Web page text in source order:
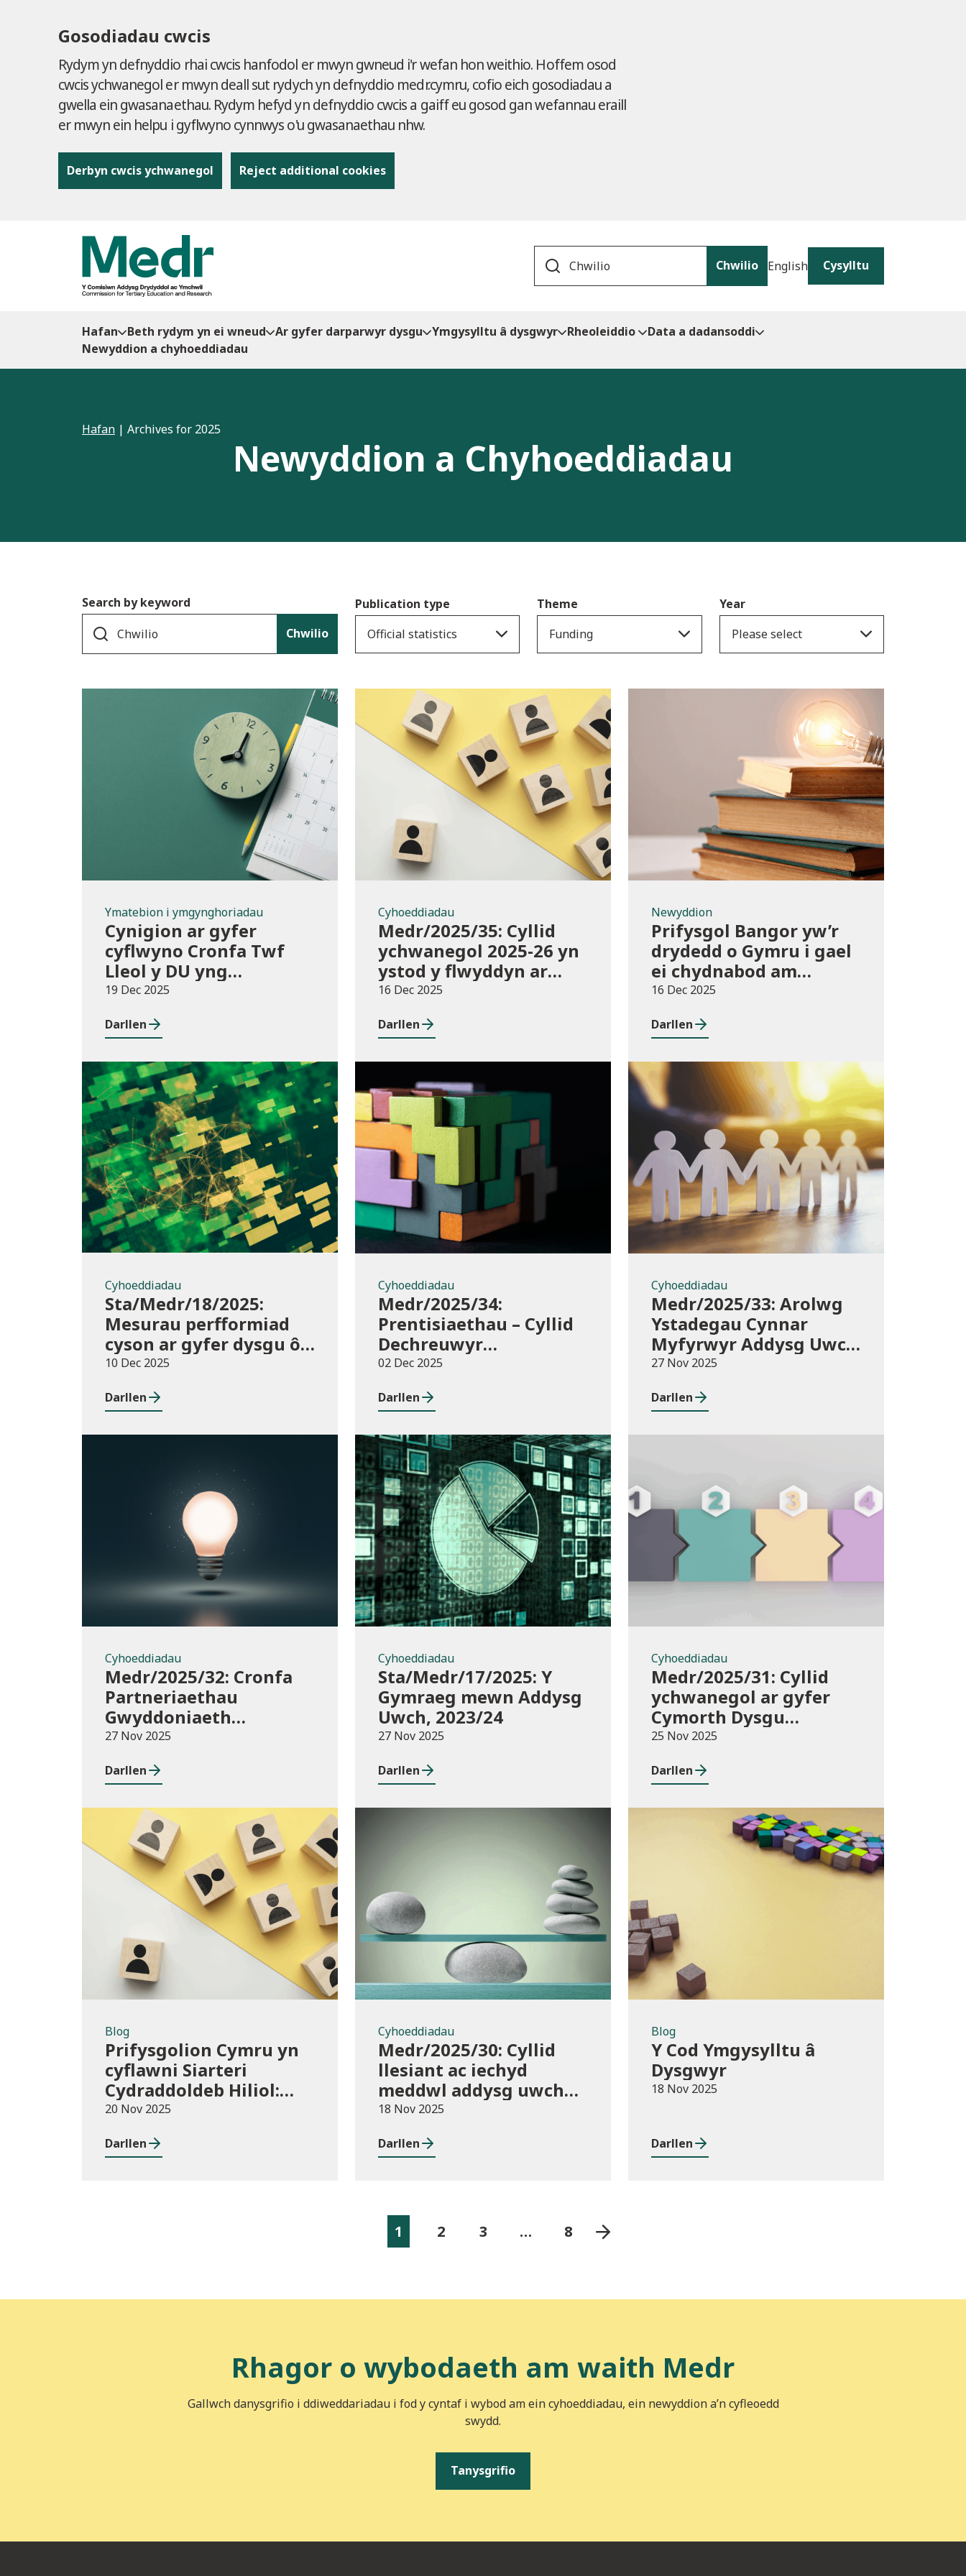
Gosodiadau cwcis
Rydym yn defnyddio rhai cwcis hanfodol er mwyn gwneud i'r wefan hon weithio. Hoffem osod
cwcis ychwanegol er mwyn deall sut rydych yn defnyddio medr.cymru, cofio eich gosodiadau a
gwella ein gwasanaethau. Rydym hefyd yn defnyddio cwcis a gaiff eu gosod gan wefannau eraill
er mwyn ein helpu i gyflwyno cynnwys o'u gwasanaethau nhw.
Derbyn cwcis ychwanegol Reject additional cookies
Chwilio English Cysylltu
Hafan Beth rydym yn ei wneud Ar gyfer darparwyr dysgu Ymgysylltu â dysgwyr Rheoleiddio
Data a dadansoddi
Newyddion a chyhoeddiadau
Hafan | Archives for 2025
Newyddion a Chyhoeddiadau
Search by keyword
Chwilio
Publication type
Official statistics
Theme
Funding
Year
Please select
Ymatebion i
ymgynghoriada
u
Ymatebion i ymgynghoriadau
Cynigion ar gyfer
cyflwyno Cronfa Twf
Lleol y DU yng
Nghymru
19 Dec 2025
Darllen
Cyhoeddiadau
Cyhoeddiadau
Medr/2025/35: Cyllid
ychwanegol 2025-26 yn
ystod y flwyddyn ar
gyfer darpariaeth
cerddoriaeth a drama
16 Dec 2025
Darllen
Newyddion
Newyddion
Prifysgol Bangor yw’r
drydedd o Gymru i gael
ei chydnabod am
arferion gorau ym maes
16 Dec 2025
Darllen
Cyhoeddiadau
Cyhoeddiadau
Sta/Medr/18/2025:
Mesurau perfformiad
cyson ar gyfer dysgu ôl-
16: Cyrchfannau
Orffennaf 2023
10 Dec 2025
Darllen
Cyhoeddiadau
Cyhoeddiadau
Medr/2025/34:
Prentisiaethau – Cyllid
Dechreuwyr
Ychwanegol y Rhaglen
02 Dec 2025
Darllen
Cyhoeddiadau
Cyhoeddiadau
Medr/2025/33: Arolwg
Ystadegau Cynnar
Myfyrwyr Addysg Uwch
2025/26
27 Nov 2025
Darllen
Cyhoeddiadau
Cyhoeddiadau
Medr/2025/32: Cronfa
Partneriaethau
Gwyddoniaeth
Rhyngwladol (ISPF)
27 Nov 2025
Darllen
Cyhoeddiadau
Cyhoeddiadau
Sta/Medr/17/2025: Y
Gymraeg mewn Addysg
Uwch, 2023/24
27 Nov 2025
Darllen
Cyhoeddiadau
Cyhoeddiadau
Medr/2025/31: Cyllid
ychwanegol ar gyfer
Cymorth Dysgu
Ychwanegol 2025/26
25 Nov 2025
Darllen
Blog
Blog
Prifysgolion Cymru yn
cyflawni Siarteri
Cydraddoldeb Hiliol:
Prifysgolion yn
Cymru wrth-hiliol
20 Nov 2025
Darllen
Cyhoeddiadau
Cyhoeddiadau
Medr/2025/30: Cyllid
llesiant ac iechyd
meddwl addysg uwch
2025/26
18 Nov 2025
Darllen
Blog
Y Cod Ymgysylltu â
Dysgwyr
18 Nov 2025
Darllen
1 2 3 … 8
Rhagor o wybodaeth am waith Medr
Gallwch danysgrifio i ddiweddariadau i fod y cyntaf i wybod am ein cyhoeddiadau, ein newyddion a’n cyfleoedd
swydd.
Tanysgrifio